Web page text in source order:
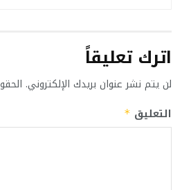
اترك تعليقاً
لن يتم نشر عنوان بريدك الإلكتروني.
التعليق *